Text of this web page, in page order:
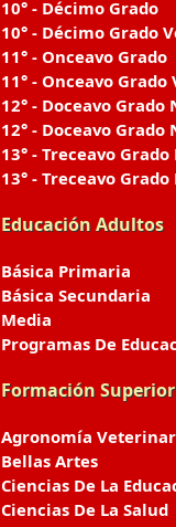
10° - Décimo Grado
10° - Décimo Grado
11° - Onceavo Grado
11° - Onceavo Grado
12° - Doceavo
12° - Doceavo
13° - Treceavo
13° - Treceavo
Educación Adultos
Básica Primaria
Básica Secundaria
Media
Programas De
Formación Superior
Agronomía
Bellas Artes
Ciencias De La
Ciencias De La Salud